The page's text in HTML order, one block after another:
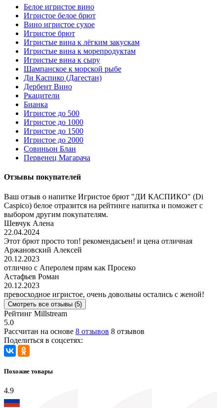
Белое игристое вино
Игристое белое брют
Вино игристое сухое
Игристое брют
Игристые вина к лёгким закускам
Игристые вина к морепродуктам
Игристые вина к сыру
Шампанское к морской рыбе
Ди Каспико (Дагестан)
Дербент Вино
Ркацители
Бианка
Игристое до 500
Игристое до 1000
Игристое до 1500
Игристое до 2000
Совиньон Блан
Первенец Магарача
Отзывы покупателей
Ваш отзыв о напитке Игристое брют "ДИ КАСПИКО" (Di
Caspico) белое отразится на рейтинге напитка и поможет с
выбором другим покупателям.
Шевчук Алена
22.04.2024
Этот брют просто топ! рекомендасьен! и цена отличная
Аржановский Алексей
20.12.2023
отлично с Аперолем прям как Просеко
Астафьев Роман
20.12.2023
превосходное игристое, очень довольны остались с женой!
Смотреть все отзывы (5)
Рейтинг Millstream
5.0
Рассчитан на основе 8 отзывов 8 отзывов
Поделиться в соцсетях:
Похожие товары
4.9